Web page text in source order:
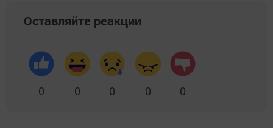
Оставляйте реакции
0 0 0 0 0